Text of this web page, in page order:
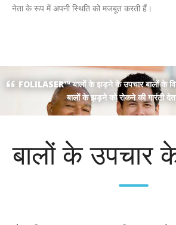
नेता के रूप में अपनी स्थिति को मजबूत करती हैं।
FOLILASER™ बालों के झड़ने के उपचार बालों के
बालों के झड़ने को रोकने की गारंटी
बालों के उपचार